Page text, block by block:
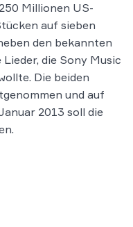
Millionen US-
auf sieben
den bekannten
die Sony Music
Die beiden
und auf
2013 soll die